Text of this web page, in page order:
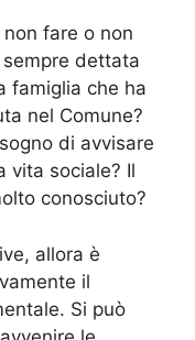
fare o non
dettata
famiglia che ha
nel Comune?
di avvisare
vita sociale? Il
conosciuto?
allora è
il
Si può